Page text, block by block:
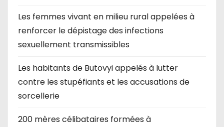
Les femmes vivant en milieu rural appelées à
renforcer le dépistage des infections
sexuellement transmissibles
Les habitants de Butovyi appelés à lutter
contre les stupéfiants et les accusations de
sorcellerie
200 mères célibataires formées à